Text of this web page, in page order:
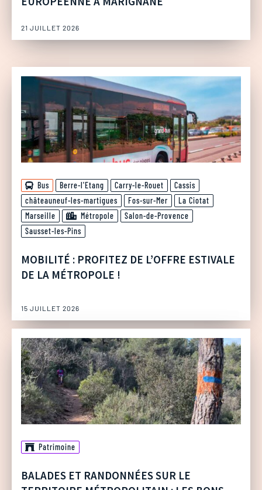
21 JUILLET 2026
Bus Berre-l'Etang Carry-le-Rouet
Cassis
châteauneuf-les-martigues
Fos-sur-Mer
La Ciotat
Marseille
Métropole
Salon-de-Provence
Sausset-les-Pins
MOBILITÉ : PROFITEZ DE L’OFFRE ESTIVALE
DE LA MÉTROPOLE !
15 JUILLET 2026
Patrimoine
BALADES ET RANDONNÉES SUR LE